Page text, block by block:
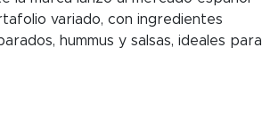
variado, con ingredientes
hummus y salsas, ideales para